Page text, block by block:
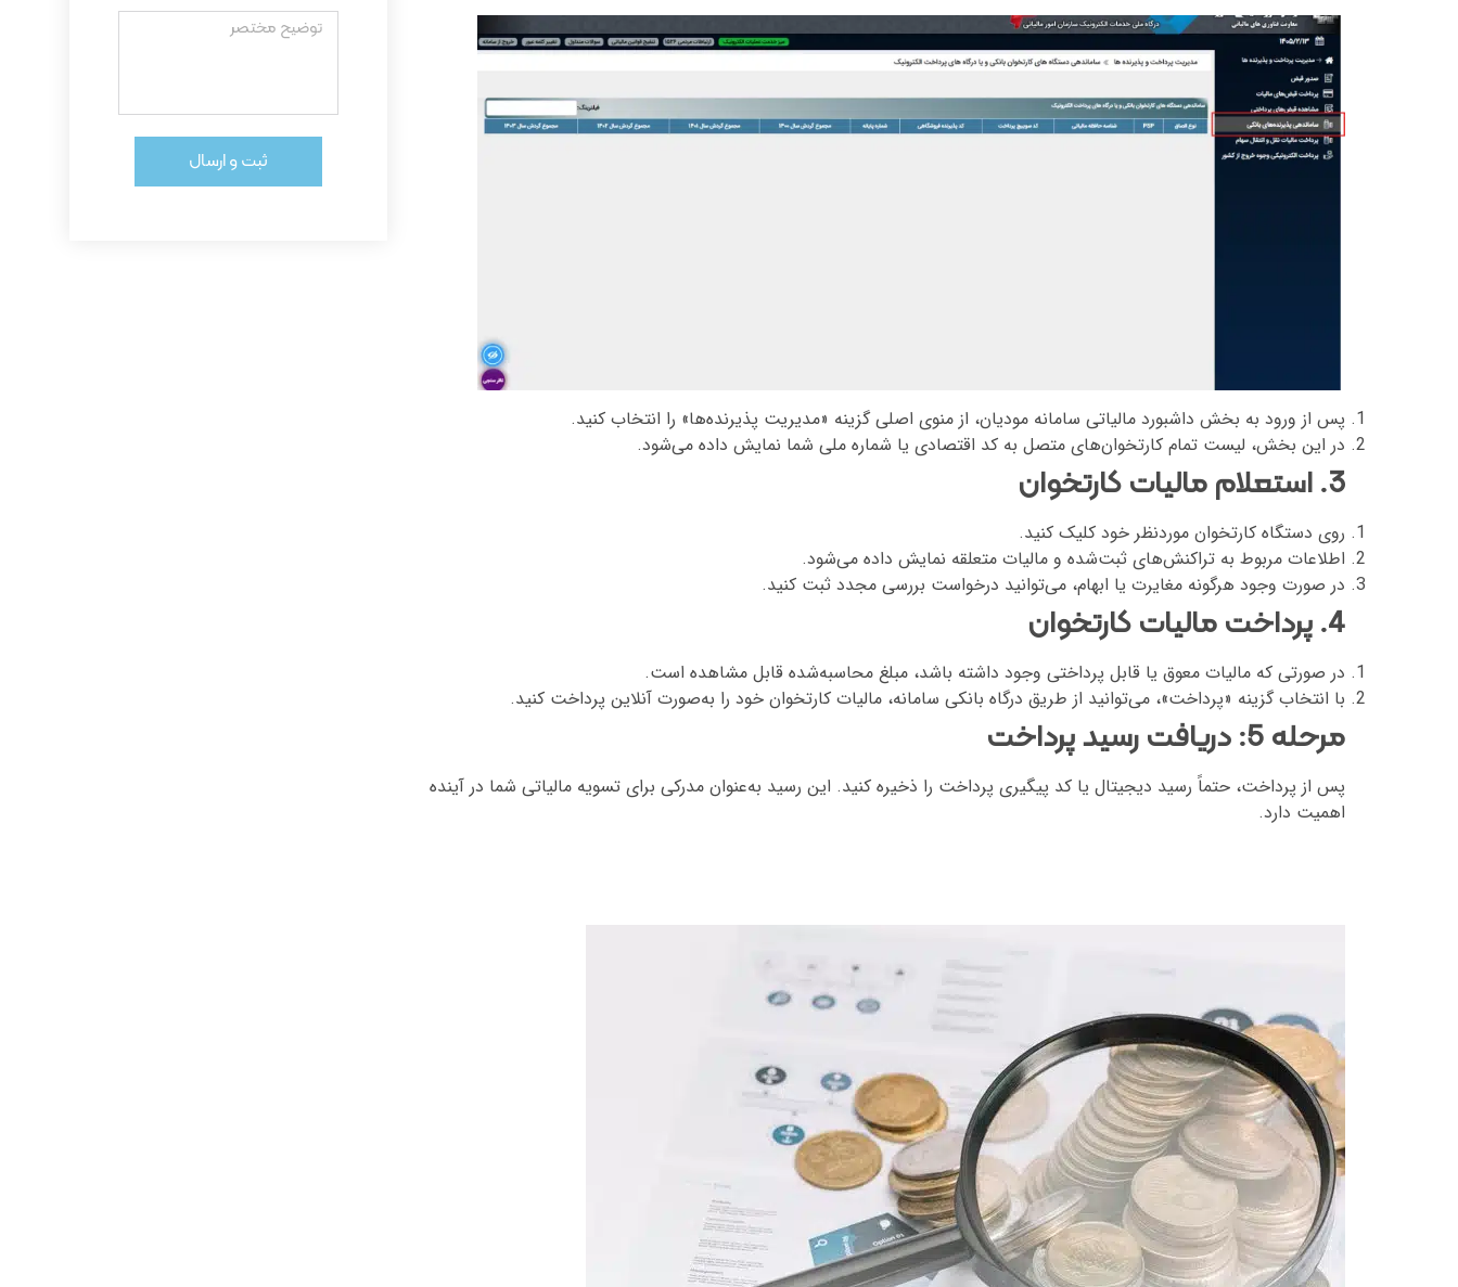
پس از ورود به بخش داشبورد مالیاتی سامانه مودیان، از منوی اصلی گزینه «مدیریت پذیرنده‌ها» را انتخاب کنید.
در این بخش، لیست تمام کارتخوان‌های متصل به کد اقتصادی یا شماره ملی شما نمایش داده می‌شود.
3. استعلام مالیات کارتخوان
روی دستگاه کارتخوان موردنظر خود کلیک کنید.
اطلاعات مربوط به تراکنش‌های ثبت‌شده و مالیات متعلقه نمایش داده می‌شود.
در صورت وجود هرگونه مغایرت یا ابهام، می‌توانید درخواست بررسی مجدد ثبت کنید.
4. پرداخت مالیات کارتخوان
در صورتی که مالیات معوق یا قابل پرداختی وجود داشته باشد، مبلغ محاسبه‌شده قابل مشاهده است.
با انتخاب گزینه «پرداخت»، می‌توانید از طریق درگاه بانکی سامانه، مالیات کارتخوان خود را به‌صورت آنلاین پرداخت کنید.
مرحله 5: دریافت رسید پرداخت
پس از پرداخت، حتماً رسید دیجیتال یا کد پیگیری پرداخت را ذخیره کنید. این رسید به‌عنوان مدرکی برای تسویه مالیاتی شما در آینده
اهمیت دارد.
ثبت و ارسال